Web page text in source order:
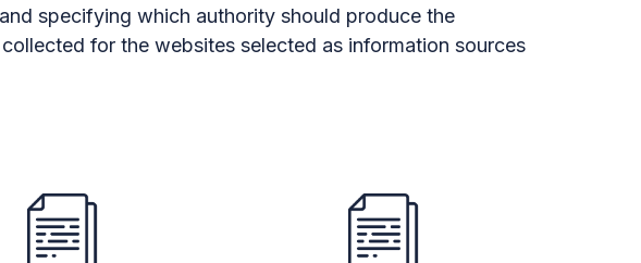
specifying which authority should produce the
for the websites selected as information sources